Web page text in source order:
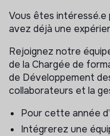
Vous êtes
avez déjà une
Rejoignez notre
de la Chargée de
de Développement
collaborateurs et la
Pour cette année
Intégrerez une